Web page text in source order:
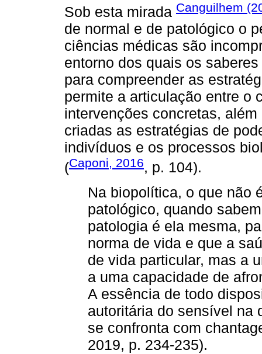
Sob esta mirada Canguilhem
de normal e de patológico o
ciências médicas são
entorno dos quais os
para compreender as
permite a articulação entre o
intervenções concretas,
criadas as estratégias de
indivíduos e os processos
(Caponi, 2016, p. 104).
Na biopolítica, o que não
patológico, quando
patologia é ela mesma,
norma de vida e que a
de vida particular, mas a
a uma capacidade de
A essência de todo
autoritária do sensível na
se confronta com
2019, p. 234-235).